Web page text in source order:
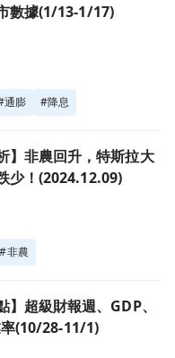
數據(1/13-1/17)
通膨 #降息
斯拉大漲，美股漲多跌
】非農回升，特斯拉大
少！(2024.12.09)
#非農
GDP、PCE、9月失業
】超級財報週、GDP、
率(10/28-11/1)